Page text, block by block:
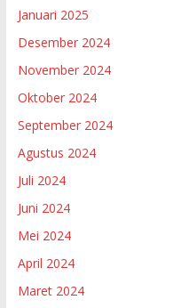
Januari 2025
Desember 2024
November 2024
Oktober 2024
September 2024
Agustus 2024
Juli 2024
Juni 2024
Mei 2024
April 2024
Maret 2024